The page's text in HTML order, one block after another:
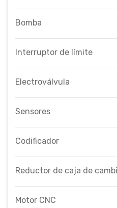
Bomba
Interruptor de límite
Electroválvula
Sensores
Codificador
Reductor de caja de
Motor CNC